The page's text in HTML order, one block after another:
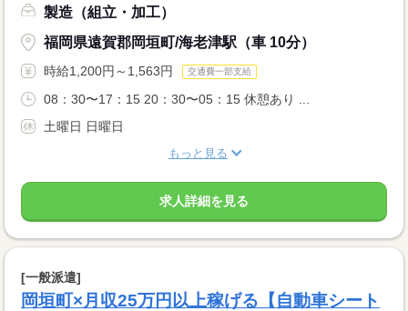
製造（組立・加工）
福岡県遠賀郡岡垣町/海老津駅（車 10分）
時給1,200円～1,563円 交通費一部支給
08：30〜17：15 20：30〜05：15 休憩あり ...
土曜日 日曜日
もっと見る
求人詳細を見る
[一般派遣]
岡垣町×月収25万円以上稼げる【自動車シート